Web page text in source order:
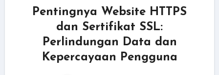
Pentingnya Website HTTPS
dan Sertifikat SSL:
Perlindungan Data dan
Kepercayaan Pengguna